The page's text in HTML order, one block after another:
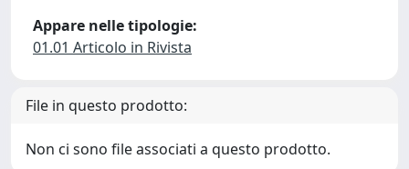
Appare nelle tipologie:
01.01 Articolo in Rivista
File in questo prodotto:
Non ci sono file associati a questo prodotto.